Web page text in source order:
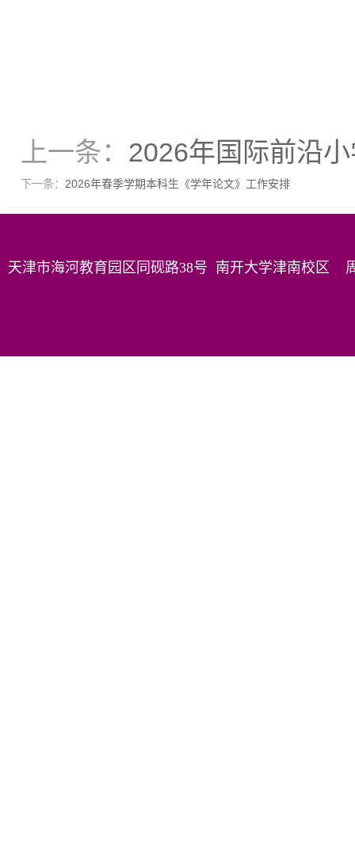
上一条： 2026年国际前沿
下一条： 2026年春季学期本科生《学年论文》工作安排
天津市海河教育园区同砚路38号 南开大学津南校区